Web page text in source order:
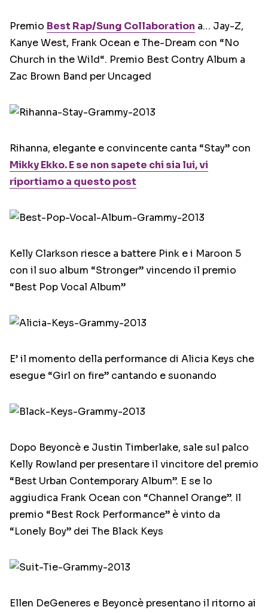
Premio Best Rap/Sung Collaboration a… Jay-Z,
Kanye West, Frank Ocean e The-Dream con “No
Church in the Wild“. Premio Best Contry Album a
Zac Brown Band per Uncaged
Rihanna, elegante e convincente canta “Stay” con
Mikky Ekko. E se non sapete chi sia lui, vi
riportiamo a questo post
Kelly Clarkson riesce a battere Pink e i Maroon 5
con il suo album “Stronger” vincendo il premio
“Best Pop Vocal Album”
E’ il momento della performance di Alicia Keys che
esegue “Girl on fire” cantando e suonando
Dopo Beyoncè e Justin Timberlake, sale sul palco
Kelly Rowland per presentare il vincitore del premio
“Best Urban Contemporary Album”. E se lo
aggiudica Frank Ocean con “Channel Orange”. Il
premio “Best Rock Performance” è vinto da
“Lonely Boy” dei The Black Keys
Ellen DeGeneres e Beyoncè presentano il ritorno ai